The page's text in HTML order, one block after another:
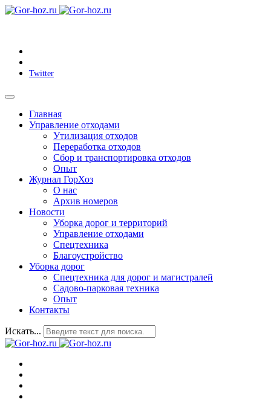
Twitter
Главная
Управление отходами
Утилизация отходов
Переработка отходов
Сбор и транспортировка отходов
Опыт
Журнал ГорХоз
О нас
Архив номеров
Новости
Уборка дорог и территорий
Управление отходами
Спецтехника
Благоустройство
Уборка дорог
Спецтехника для дорог и магистралей
Садово-парковая техника
Опыт
Контакты
Искать...